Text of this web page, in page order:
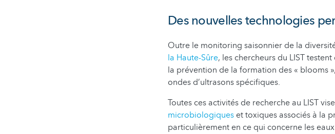
Des nouvelles technologies
Outre le monitoring saisonnier de la
la Haute-Sûre, les chercheurs du LIST
la prévention de la formation des « blooms
ondes d’ultrasons spécifiques.
Toutes ces activités de recherche au LIST
microbiologiques et toxiques associés à la
particulièrement en ce qui concerne les